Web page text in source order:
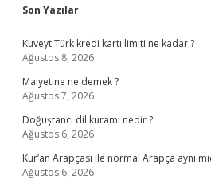
Sidebar
Son Yazılar
Kuveyt Türk kredi kartı limiti ne kadar ?
Ağustos 8, 2026
Maiyetine ne demek ?
Ağustos 7, 2026
Doğuştancı dil kuramı nedir ?
Ağustos 6, 2026
Kur’an Arapçası ile normal Arapça aynı
Ağustos 6, 2026